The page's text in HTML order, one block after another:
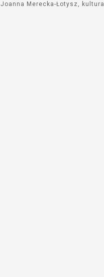
Joanna Merecka-Łotysz kultura